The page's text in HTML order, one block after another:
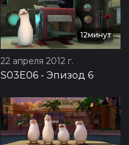
12минут
22 апреля 2012 г.
S03E06 - Эпизод 6